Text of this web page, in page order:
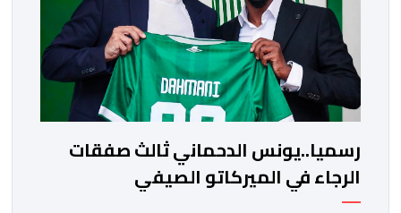
رسميا..يونس الدحماني ثالث صفقات
الرجاء في الميركاتو الصيفي